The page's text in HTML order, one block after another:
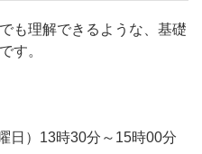
も理解できるような、基礎
す。
日）13時30分～15時00分